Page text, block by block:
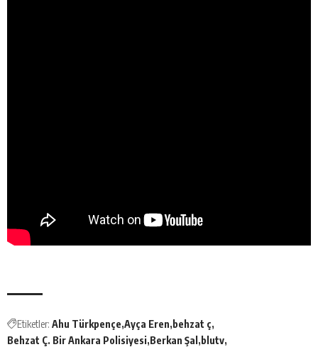
Etiketler: Ahu Türkpençe Ayça Eren behzat ç
Behzat Ç. Bir Ankara Polisiyesi Berkan Şal
blutv